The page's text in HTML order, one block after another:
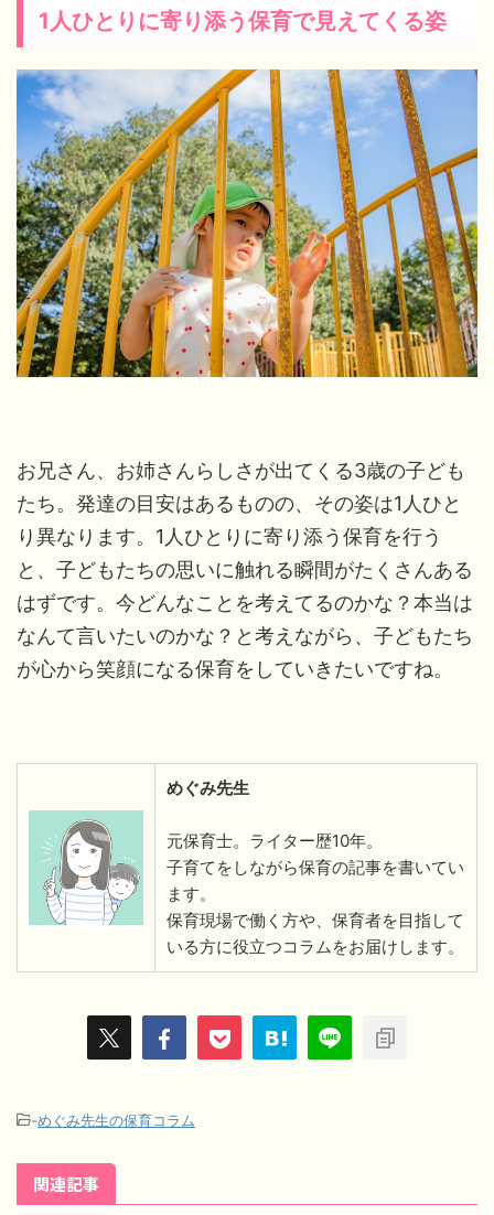
1人ひとりに寄り添う保育で見えてくる姿
お兄さん、お姉さんらしさが出てくる3歳の子ども
たち。発達の目安はあるものの、その姿は1人ひと
り異なります。1人ひとりに寄り添う保育を行う
と、子どもたちの思いに触れる瞬間がたくさんある
はずです。今どんなことを考えてるのかな？本当は
なんて言いたいのかな？と考えながら、子どもたち
が心から笑顔になる保育をしていきたいですね。
めぐみ先生
元保育士。ライター歴10年。
子育てをしながら保育の記事を書いてい
ます。
保育現場で働く方や、保育者を目指して
いる方に役立つコラムをお届けします。
-めぐみ先生の保育コラム
関連記事